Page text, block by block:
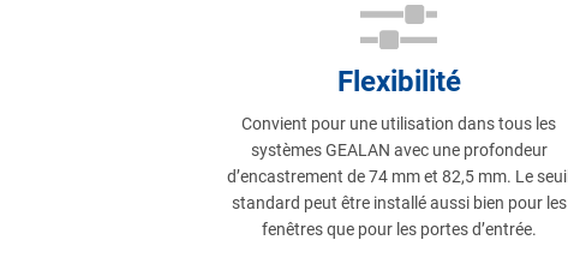
Flexibilité
Convient pour une utilisation dans tous les
systèmes GEALAN avec une profondeur
d’encastrement de 74 mm et 82,5 mm. Le seuil
standard peut être installé aussi bien pour les
fenêtres que pour les portes d’entrée.